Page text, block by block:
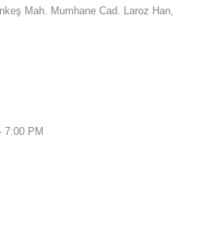
Mah. Mumhane Cad. Laroz Han,
7:00 PM